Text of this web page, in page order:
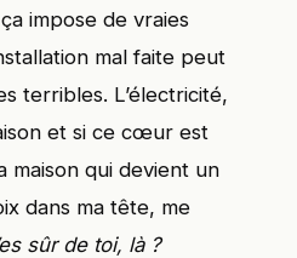
impose de vraies
mal faite peut
terribles. L’électricité,
et si ce cœur est
maison qui devient un
dans ma tête, me
sûr de toi, là ?